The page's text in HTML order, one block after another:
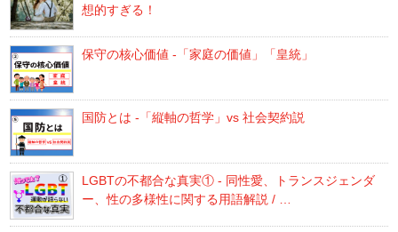
想的すぎる！
保守の核心価値 -「家庭の価値」「皇統」
国防とは -「縦軸の哲学」vs 社会契約説
LGBTの不都合な真実① - 同性愛、トランスジェンダ
ー、性の多様性に関する用語解説 / …